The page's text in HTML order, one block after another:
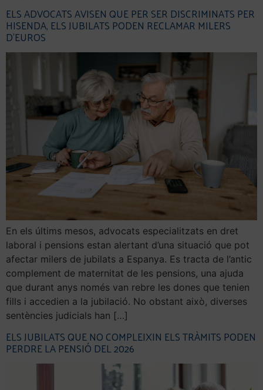
ELS ADVOCATS AVISEN QUE PER SER DISCRIMINATS PER
HISENDA, ELS JUBILATS PODEN RECLAMAR MILERS
D’EUROS
En els últims mesos, advocats especialitzats en dret
laboral i pensions estan alertant d’una situació que pot
afectar milers de jubilats a Espanya. Es tracta de l’antic
complement de maternitat de les pensions, una ajuda
que durant anys només van rebre les dones que tenien
fills i accedien a la jubilació. No obstant això, diverses
sentències judicials han […]
ELS JUBILATS QUE NO COMPLEIXIN ELS TRÀMITS PODEN
PERDRE LA PENSIÓ DEL 2026